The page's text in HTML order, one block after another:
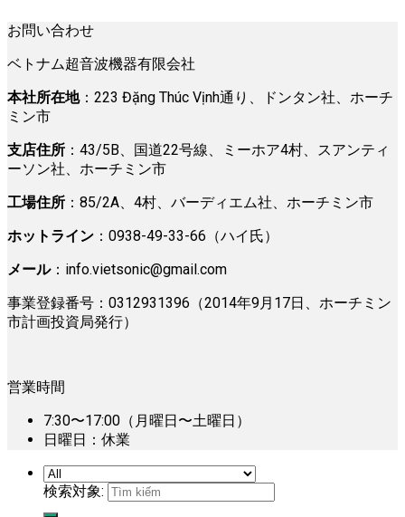
お問い合わせ
ベトナム超音波機器有限会社
本社所在地：223 Đặng Thúc Vịnh通り、ドンタン社、ホーチ
ミン市
支店住所 ：43/5B、国道22号線、ミーホア4村、スアンティ
ーソン社、ホーチミン市
工場住所 ：85/2A、4村、バーディエム社、ホーチミン市
ホットライン ：0938-49-33-66（ハイ氏）
メール： info.vietsonic@gmail.com
事業登録番号：0312931396（2014年9月17日、ホーチミン
市計画投資局発行）
営業時間
7:30〜17:00（月曜日〜土曜日）
日曜日：休業
検索対象: